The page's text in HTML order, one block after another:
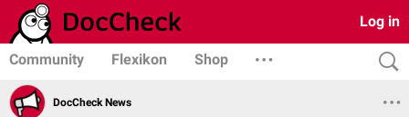
Log in
Community Flexikon Shop
DocCheck News